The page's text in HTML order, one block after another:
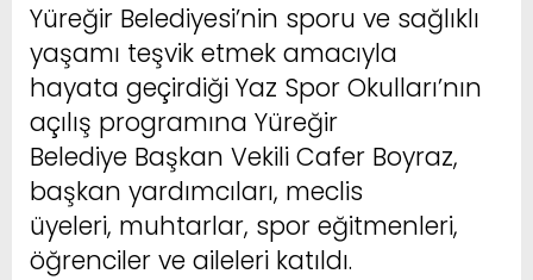
Yüreğir Belediyesi’nin sporu ve sağlıklı
yaşamı teşvik etmek amacıyla
hayata geçirdiği Yaz Spor Okulları’nın
açılış programına Yüreğir
Belediye Başkan Vekili Cafer Boyraz,
başkan yardımcıları, meclis
üyeleri, muhtarlar, spor eğitmenleri,
öğrenciler ve aileleri katıldı.